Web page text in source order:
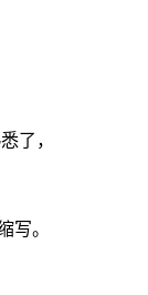
了，
写。